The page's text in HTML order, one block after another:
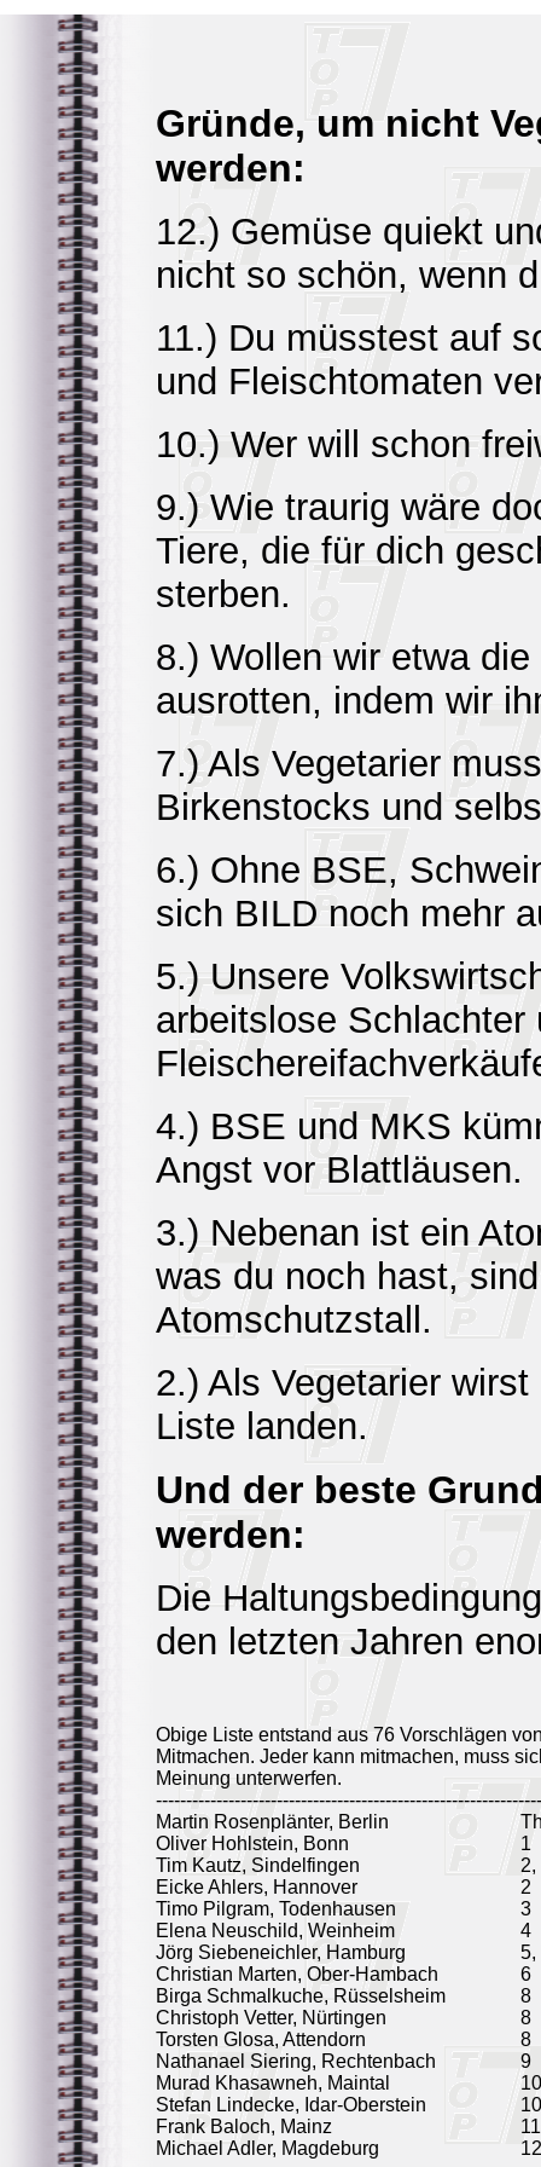
Gründe, um nicht
werden:
12.) Gemüse quiekt
nicht so schön, wenn
11.) Du müsstest auf
und Fleischtomaten
10.) Wer will schon
9.) Wie traurig wäre
Tiere, die für dich
sterben.
8.) Wollen wir etwa
ausrotten, indem wir
7.) Als Vegetarier
Birkenstocks und
6.) Ohne BSE,
sich BILD noch mehr
5.) Unsere
arbeitslose Schlachter
4.) BSE und MKS
Angst vor Blattläusen.
3.) Nebenan ist ein
was du noch hast,
Atomschutzstall.
2.) Als Vegetarier
Liste landen.
Und der beste
werden:
Die
den letzten Jahren
Obige Liste entstand aus 76 Vorschlägen
Mitmachen. Jeder kann mitmachen, muss
Meinung unterwerfen.
Martin Rosenplänter, Berlin
Oliver Hohlstein, Bonn
1
Tim Kautz, Sindelfingen
2,
Eicke Ahlers, Hannover
2
Timo Pilgram, Todenhausen
3
Elena Neuschild, Weinheim
4
Jörg Siebeneichler, Hamburg
5,
Christian Marten, Ober-Hambach
6
Birga Schmalkuche, Rüsselsheim
8
Christoph Vetter, Nürtingen
8
Torsten Glosa, Attendorn
8
Nathanael Siering, Rechtenbach
9
Murad Khasawneh, Maintal
10
Stefan Lindecke, Idar-Oberstein
10
Frank Baloch, Mainz
11
Michael Adler, Magdeburg
12